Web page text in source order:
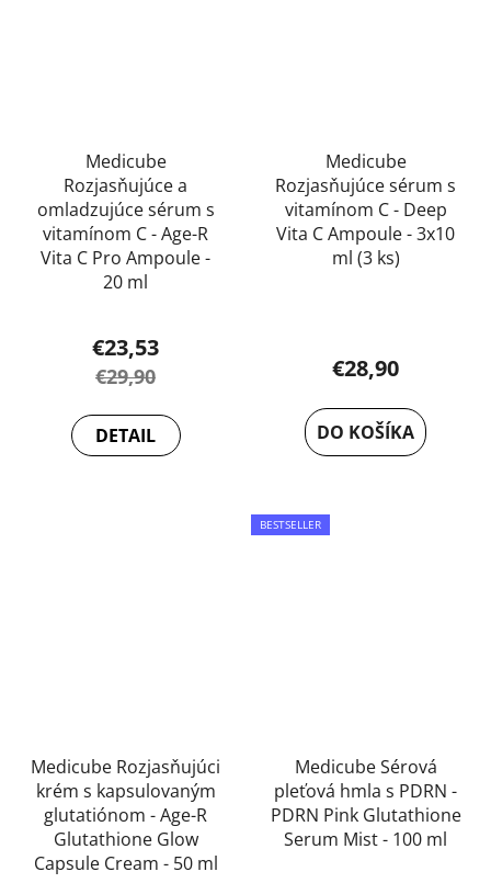
Medicube
Rozjasňujúce a
omladzujúce sérum s
vitamínom C - Age-R
Vita C Pro Ampoule -
20 ml
€23,53
€29,90
DETAIL
Medicube
Rozjasňujúce sérum s
vitamínom C - Deep
Vita C Ampoule - 3x10
ml (3 ks)
€28,90
DO KOŠÍKA
Medicube Rozjasňujúci
krém s kapsulovaným
glutatiónom - Age-R
Glutathione Glow
Capsule Cream - 50 ml
BESTSELLER
Medicube Sérová
pleťová hmla s PDRN -
PDRN Pink Glutathione
Serum Mist - 100 ml